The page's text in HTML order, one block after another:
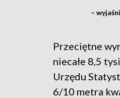
–
Przeciętne
niecałe 8,5
Urzędu
6/10 metra